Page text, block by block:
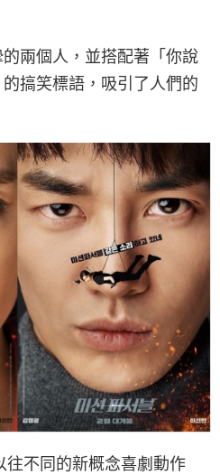
兩個人，並搭配著「你說
搞笑標語，吸引了人們的
往不同的新概念喜劇動作